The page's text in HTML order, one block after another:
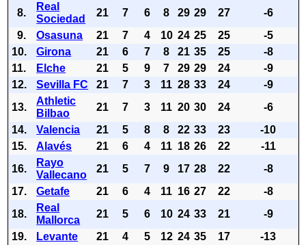
8.
Real
Sociedad
21 7 6 8 29 29 27
-6
9.
Osasuna 21 7 4 10 24 25 25
-5
10.
Girona 21 6 7 8 21 35 25
-8
11.
Elche 21 5 9 7 29 29 24
-9
12.
Sevilla FC 21 7 3 11 28 33 24
-9
13.
Athletic
Bilbao
21 7 3 11 20 30 24
-6
14.
Valencia 21 5 8 8 22 33 23
-10
15.
Alavés 21 6 4 11 18 26 22
-11
16.
Rayo
Vallecano
21 5 7 9 17 28 22
-8
17.
Getafe 21 6 4 11 16 27 22
-8
18.
Real
Mallorca
21 5 6 10 24 33 21
-9
19.
Levante 21 4 5 12 24 35 17 -13